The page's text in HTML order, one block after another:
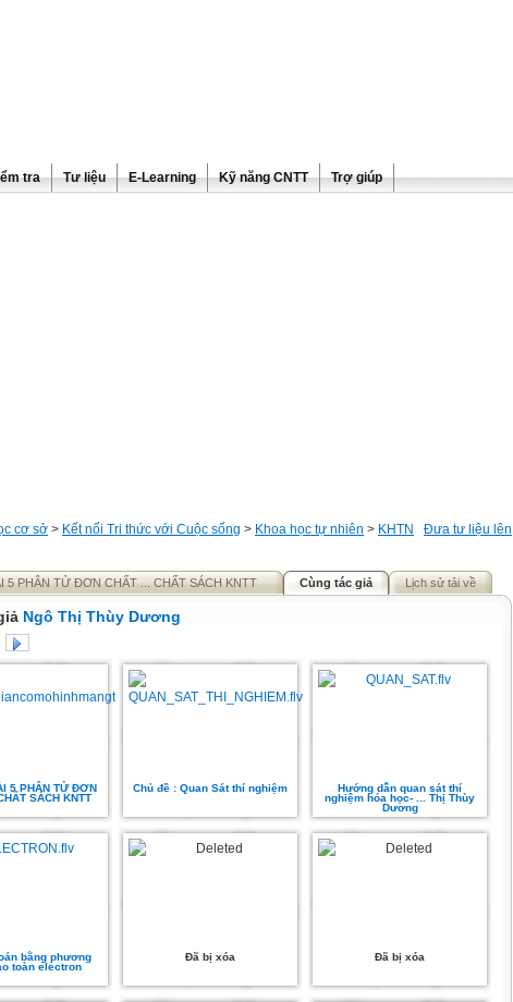
tra Tư liệu E-Learning Kỹ năng CNTT Trợ giúp
Đưa tư liệu lên
cơ sở > Kết nối Tri thức với Cuộc sống > Khoa học tự nhiên > KHTN
5 PHÂN TỬ ĐƠN CHẤT ... CHẤT SÁCH KNTT Cùng tác giả Lịch sử tải về
Ngô Thị Thùy Dương
5 PHÂN TỬ ĐƠN
SÁCH KNTT
Chủ đề : Quan Sát thí nghiệm
Hướng dẫn quan sát thí
nghiệm hóa học- ... Thị Thùy
Dương
bằng phương
toàn electron
Đã bị xóa Đã bị xóa